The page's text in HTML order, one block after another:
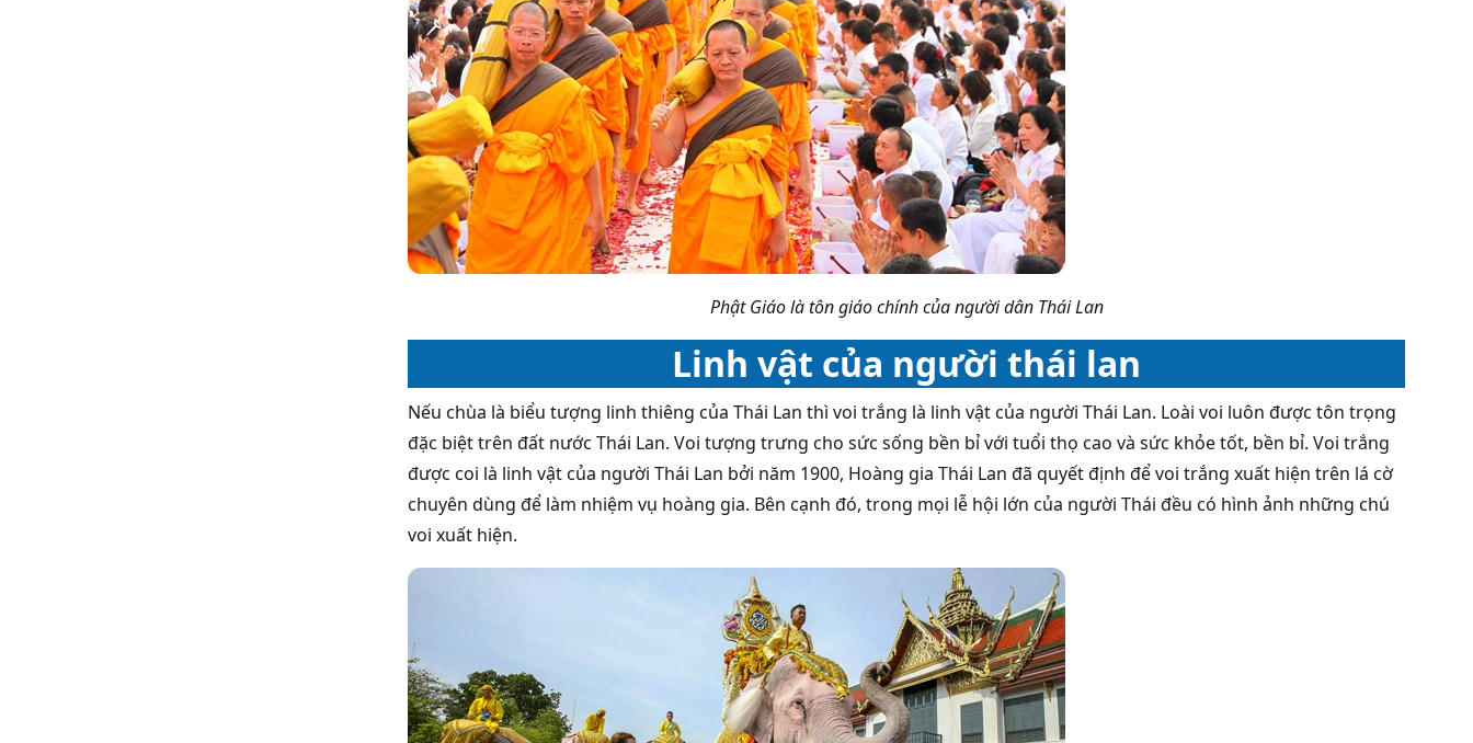
Phật Giáo là tôn giáo chính của người dân Thái Lan
Linh vật của người thái lan
Nếu chùa là biểu tượng linh thiêng của Thái Lan thì voi trắng là linh vật của người Thái Lan. Loài voi luôn được tôn trọng
đặc biệt trên đất nước Thái Lan. Voi tượng trưng cho sức sống bền bỉ với tuổi thọ cao và sức khỏe tốt, bền bỉ. Voi trắng
được coi là linh vật của người Thái Lan bởi năm 1900, Hoàng gia Thái Lan đã quyết định để voi trắng xuất hiện trên lá cờ
chuyên dùng để làm nhiệm vụ hoàng gia. Bên cạnh đó, trong mọi lễ hội lớn của người Thái đều có hình ảnh những chú
voi xuất hiện.